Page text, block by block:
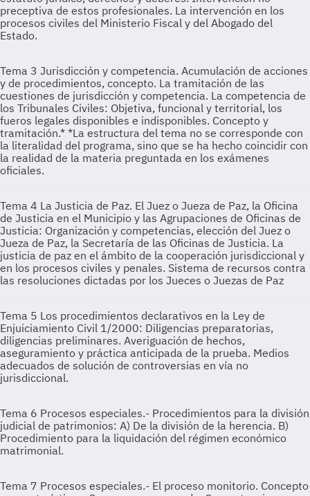
preceptiva de estos profesionales. La intervención en los
procesos civiles del Ministerio Fiscal y del Abogado del
Estado.
Tema 3 Jurisdicción y competencia. Acumulación de acciones
y de procedimientos, concepto. La tramitación de las
cuestiones de jurisdicción y competencia. La competencia de
los Tribunales Civiles: Objetiva, funcional y territorial, los
fueros legales disponibles e indisponibles. Concepto y
tramitación.* *La estructura del tema no se corresponde con
la literalidad del programa, sino que se ha hecho coincidir con
la realidad de la materia preguntada en los exámenes
oficiales.
Tema 4 La Justicia de Paz. El Juez o Jueza de Paz, la Oficina
de Justicia en el Municipio y las Agrupaciones de Oficinas de
Justicia: Organización y competencias, elección del Juez o
Jueza de Paz, la Secretaría de las Oficinas de Justicia. La
justicia de paz en el ámbito de la cooperación jurisdiccional y
en los procesos civiles y penales. Sistema de recursos contra
las resoluciones dictadas por los Jueces o Juezas de Paz
Tema 5 Los procedimientos declarativos en la Ley de
Enjuiciamiento Civil 1/2000: Diligencias preparatorias,
diligencias preliminares. Averiguación de hechos,
aseguramiento y práctica anticipada de la prueba. Medios
adecuados de solución de controversias en vía no
jurisdiccional.
Tema 6 Procesos especiales.- Procedimientos para la división
judicial de patrimonios: A) De la división de la herencia. B)
Procedimiento para la liquidación del régimen económico
matrimonial.
Tema 7 Procesos especiales.- El proceso monitorio. Concepto